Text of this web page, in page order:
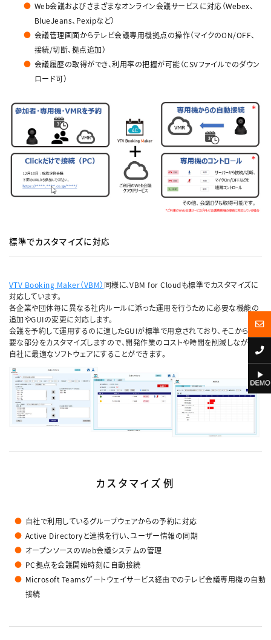
Web会議およびさまざまなオンライン会議サービスに対応（Webex、
BlueJeans、Pexipなど）
会議管理画面からテレビ会議専用機拠点の操作（マイクのON/OFF、
接続/切断、拠点追加）
会議履歴の取得ができ、利用率の把握が可能（CSVファイルでのダウン
ロード可）
標準でカスタマイズに対応
VTV Booking Maker（VBM） 同様に、VBM for Cloudも標準でカスタマイズに
対応しています。
各企業や団体毎に異なる社内ルールに添った運用を行うために必要な機能の
追加やGUIの変更に対応します。
会議を予約して運用するのに適したGUIが標準で用意されており、そこから必
要な部分をカスタマイズしますので、開発作業のコストや時間を削減しながら
自社に最適なソフトウェアにすることができます。
カスタマイズ例
自社で利用しているグループウェアからの予約に対応
Active Directoryと連携を行い、ユーザー情報の同期
オープンソースのWeb会議システムの管理
PC拠点を会議開始時刻に自動接続
Microsoft Teamsゲートウェイサービス経由でのテレビ会議専用機の自動
接続